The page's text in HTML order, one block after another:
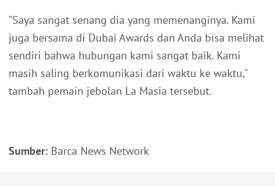
"Saya sangat senang dia yang memenanginya. Kami
juga bersama di Dubai Awards dan Anda bisa melihat
sendiri bahwa hubungan kami sangat baik. Kami
masih saling berkomunikasi dari waktu ke waktu,"
tambah pemain jebolan La Masia tersebut.
Sumber: Barca News Network